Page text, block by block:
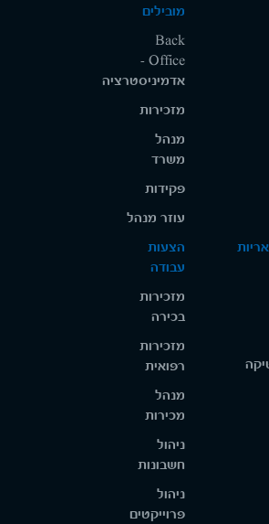
מובילים
Back
Office -
אדמיניסטרציה
מזכירות
מנהל
משרד
פקידות
עוזר מנהל
הצעות
עבודה
מזכירות
בכירה
מזכירות
רפואית
מנהל
מכירות
ניהול
חשבונות
ניהול
פרוייקטים